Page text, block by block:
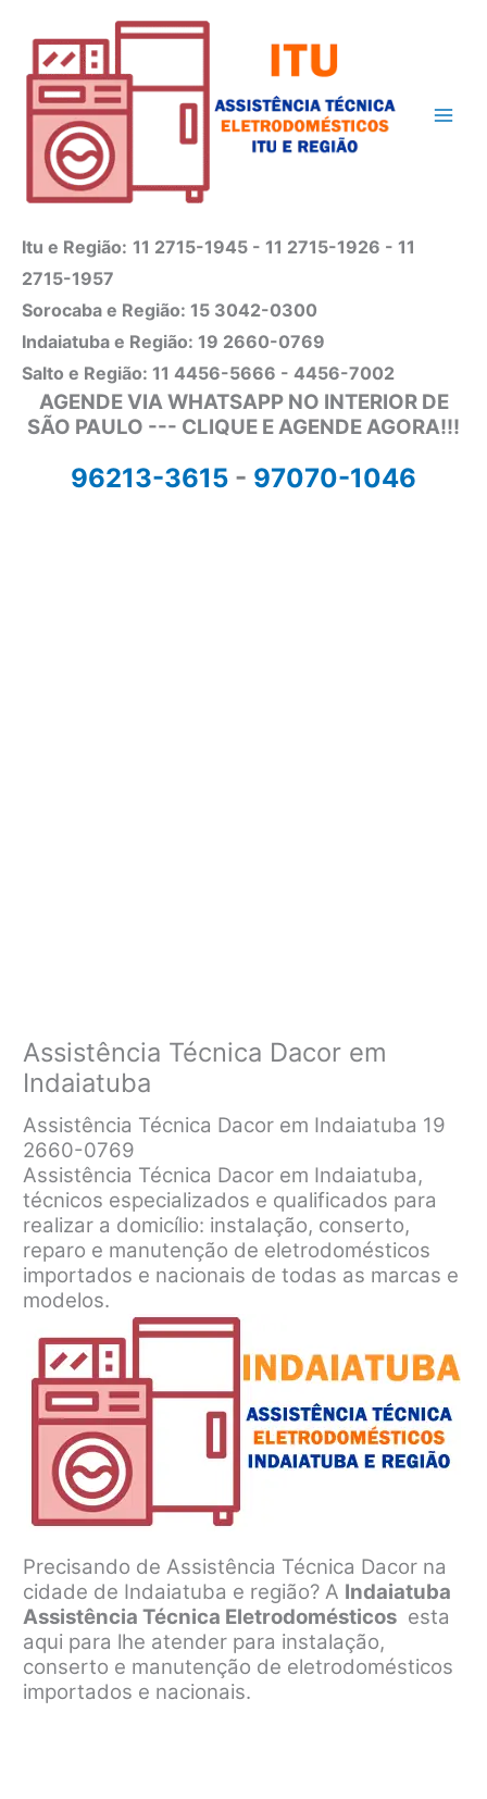
conteúdo
Itu e Região: 11 2715-1945 - 11 2715-1926 - 11
2715-1957
Sorocaba e Região: 15 3042-0300
Indaiatuba e Região: 19 2660-0769
Salto e Região: 11 4456-5666 - 4456-7002
AGENDE VIA WHATSAPP NO INTERIOR DE
SÃO PAULO --- CLIQUE E AGENDE AGORA!!!
96213-3615 - 97070-1046
Assistência Técnica Dacor em
Indaiatuba
Assistência Técnica Dacor em Indaiatuba 19
2660-0769
Assistência Técnica Dacor em Indaiatuba,
técnicos especializados e qualificados para
realizar a domicílio: instalação, conserto,
reparo e manutenção de eletrodomésticos
importados e nacionais de todas as marcas e
modelos.
Precisando de Assistência Técnica Dacor na
cidade de Indaiatuba e região? A Indaiatuba
Assistência Técnica Eletrodomésticos esta
aqui para lhe atender para instalação,
conserto e manutenção de eletrodomésticos
importados e nacionais.